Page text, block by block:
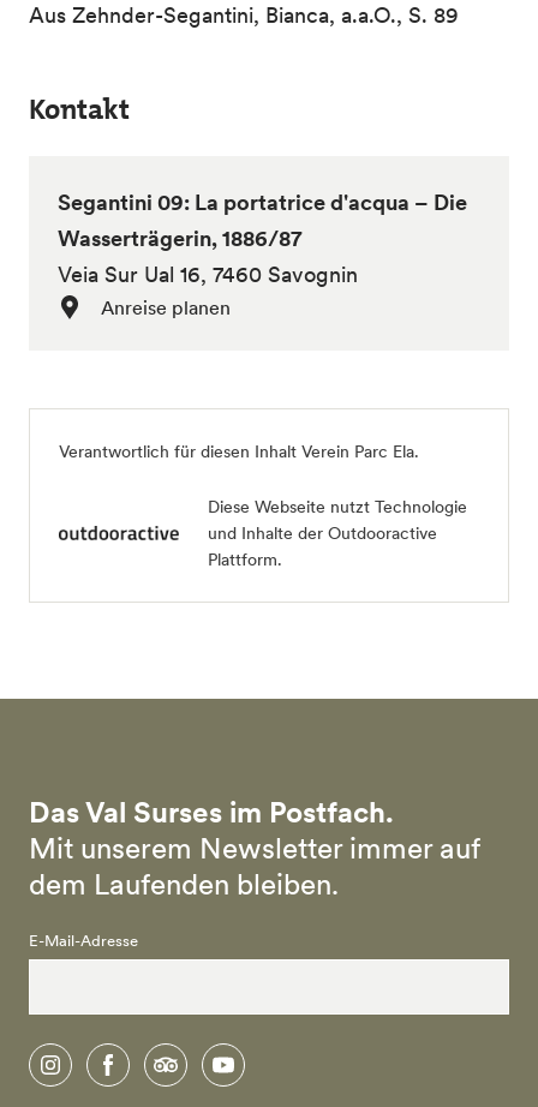
Aus Zehnder-Segantini, Bianca, a.a.O., S. 89
Kontakt
Segantini 09: La portatrice d'acqua – Die
Wasserträgerin, 1886/87
Veia Sur Ual 16, 7460 Savognin
Anreise planen
Verantwortlich für diesen Inhalt Verein Parc Ela.
Diese Webseite nutzt Technologie
und Inhalte der Outdooractive
Plattform.
Das Val Surses im Postfach.
Mit unserem Newsletter immer auf
dem Laufenden bleiben.
E-Mail-Adresse
instagramfacebooktripadvisoryoutube